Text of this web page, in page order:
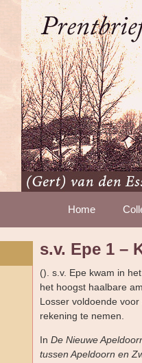
Home
s.v. Epe 1 –
(). s.v. Epe kwam in
het hoogst haalbare
Losser voldoende
rekening te nemen.
In De Nieuwe
tussen Apeldoorn en